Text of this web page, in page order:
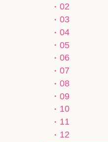
02
03
04
05
06
07
08
09
10
11
12